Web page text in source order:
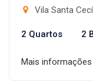
Vila Santa
2 Quartos 2
Mais informações